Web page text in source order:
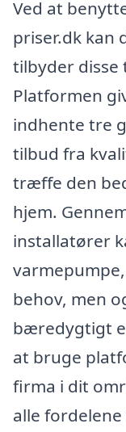
Ved at
priser.dk kan
tilbyder disse
Platformen
indhente tre
tilbud fra
træffe den
hjem.
installatører
behov, men
bæredygtigt
at bruge
firma i dit
alle